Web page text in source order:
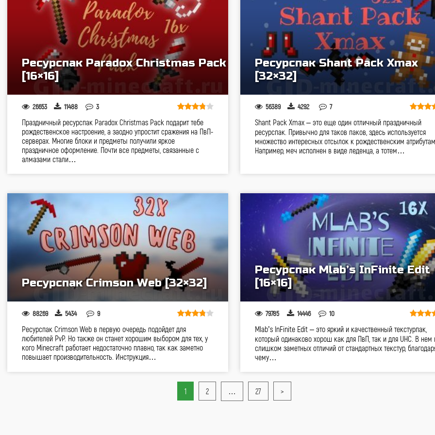
Ресурспак Paradox Christmas Pack
[16×16]
26653 11488 3
Праздничный ресурспак Paradox Christmas Pack подарит тебе
рождественское настроение, а заодно упростит сражения на ПвП-
серверах. Многие блоки и предметы получили яркое
праздничное оформление. Почти все предметы, связанные с
алмазами стали…
Ресурспак Shant Pack Xmax
[32×32]
56389 4292 7
Shant Pack Xmax – это еще один отличный праздничный
ресурспак. Привычно для таков паков, здесь используется
множество интересных отсылок к рождественским
Например, меч исполнен в виде леденца, а тотем…
Ресурспак Crimson Web [32×32]
88269 5434 9
Ресурспак Crimson Web в первую очередь подойдет для
любителей PvP. Но также он станет хорошим выбором для тех, у
кого Minecraft работает недостаточно плавно, так как заметно
повышает производительность. Инструкция…
Ресурспак Mlab’s InFinite Edit
[16×16]
79785 14446 10
Mlab’s InFinite Edit – это яркий и качественный текстурпак,
который одинаково хорош как для ПвП, так и для UHC. В нем
слишком заметных отличий от стандартных текстур,
чему…
1 2 … 27 >